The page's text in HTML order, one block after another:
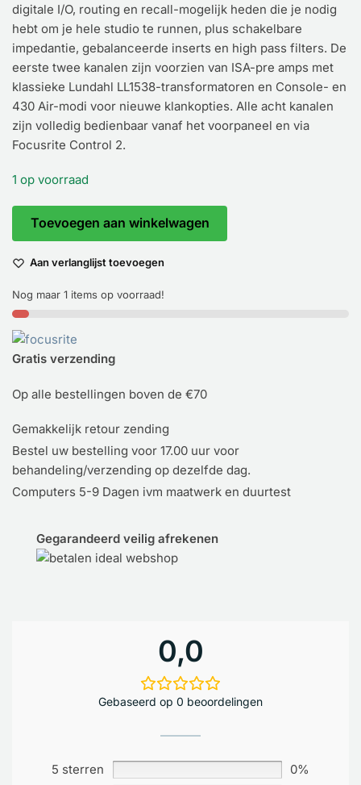
digitale I/O, routing en recall-mogelijk heden die je nodig
hebt om je hele studio te runnen, plus schakelbare
impedantie, gebalanceerde inserts en high pass filters. De
eerste twee kanalen zijn voorzien van ISA-pre amps met
klassieke Lundahl LL1538-transformatoren en Console- en
430 Air-modi voor nieuwe klankopties. Alle acht kanalen
zijn volledig bedienbaar vanaf het voorpaneel en via
Focusrite Control 2.
1 op voorraad
Audio
Interface
aantal
Toevoegen aan winkelwagen
Aan verlanglijst toevoegen
Nog maar 1 items op voorraad!
Gratis verzending
Op alle bestellingen boven de €70
Gemakkelijk retour zending
Bestel uw bestelling voor 17.00 uur voor
behandeling/verzending op dezelfde dag.
Computers 5-9 Dagen ivm maatwerk en duurtest
Gegarandeerd veilig afrekenen
0,0
Gebaseerd op 0 beoordelingen
5 sterren
0%